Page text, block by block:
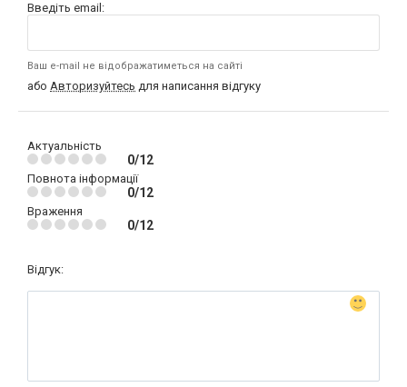
Введіть email:
Ваш e-mail не відображатиметься на сайті
або Авторизуйтесь для написання відгуку
Актуальність
0/12
Повнота інформації
0/12
Враження
0/12
Відгук: